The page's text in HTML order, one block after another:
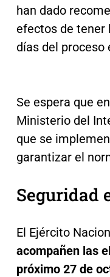
han dado
efectos de tener
días del proceso
Se espera que
Ministerio del
que se
garantizar el
Seguridad
El Ejército
acompañen las
próximo 27 de